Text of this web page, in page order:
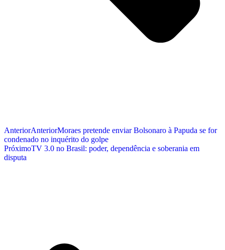
AnteriorAnteriorMoraes pretende enviar Bolsonaro à Papuda se for
condenado no inquérito do golpe
PróximoTV 3.0 no Brasil: poder, dependência e soberania em
disputa